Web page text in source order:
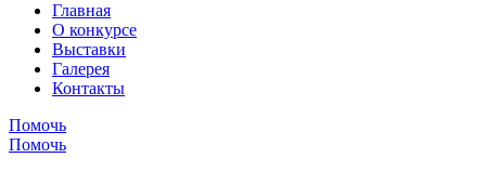
Главная
О конкурсе
Выставки
Галерея
Контакты
Помочь
Помочь